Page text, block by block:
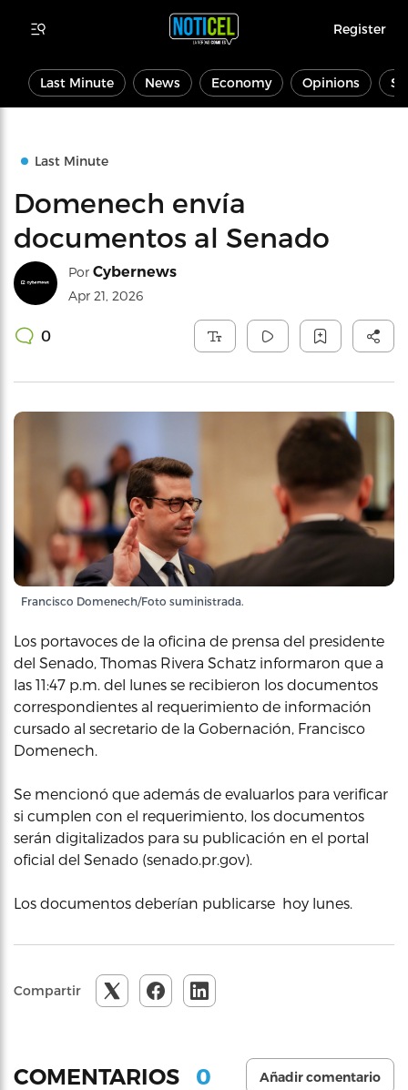
Register
Last Minute News Economy Opinions
Last Minute
Domenech envía
documentos al Senado
Por Cybernews
Apr 21, 2026
0
Francisco Domenech/Foto suministrada.
Los portavoces de la oficina de prensa del presidente
del Senado, Thomas Rivera Schatz informaron que a
las 11:47 p.m. del lunes se recibieron los documentos
correspondientes al requerimiento de información
cursado al secretario de la Gobernación, Francisco
Domenech.
Se mencionó que además de evaluarlos para verificar
si cumplen con el requerimiento, los documentos
serán digitalizados para su publicación en el portal
oficial del Senado (senado.pr.gov).
Los documentos deberían publicarse hoy lunes.
Compartir
COMENTARIOS 0 Añadir comentario